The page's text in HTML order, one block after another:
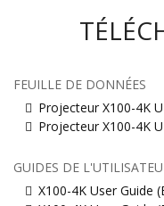
FEUILLE DE DONNÉES
Projecteur X100-4K
Projecteur X100-4K
GUIDES DE
X100-4K User Guide